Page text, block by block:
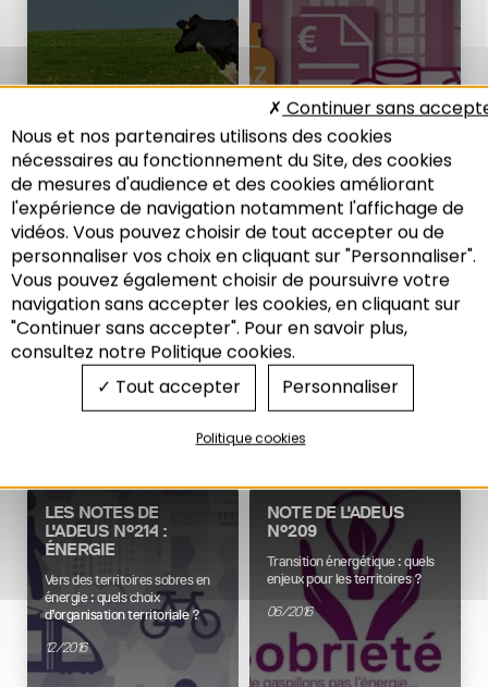
Recherche
Energie
NOTE DE L'ADEUS
N°294
Énergie : quels coûts pour les
territoires ?
06/2020
NOTE DE L'ADEUS
N°231
Vers des réseaux d’énergie
efficients : Le rôle de la
planification territoriale
07/2017
LES NOTES DE
L'ADEUS N°214 :
ÉNERGIE
Vers des territoires sobres en
énergie : quels choix
d’organisation territoriale ?
12/2016
NOTE DE L'ADEUS
N°209
Transition énergétique : quels
enjeux pour les territoires ?
06/2016
Nous et nos partenaires utilisons des cookies
nécessaires au fonctionnement du Site, des cookies
de mesures d'audience et des cookies améliorant
l'expérience de navigation notamment l'affichage de
vidéos. Vous pouvez choisir de tout accepter ou de
personnaliser vos choix en cliquant sur "Personnaliser".
Vous pouvez également choisir de poursuivre votre
navigation sans accepter les cookies, en cliquant sur
"Continuer sans accepter". Pour en savoir plus,
consultez notre Politique cookies.
Tout accepter
Continuer sans
Personnaliser
Politique cookies